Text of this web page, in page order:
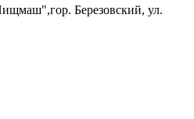
Березовский, ул.